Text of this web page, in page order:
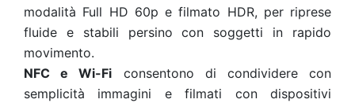
modalità Full HD 60p e filmato HDR, per riprese
fluide e stabili persino con soggetti in rapido
movimento.
NFC e Wi-Fi consentono di condividere con
semplicità immagini e filmati con dispositivi